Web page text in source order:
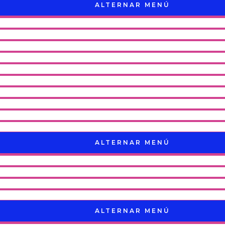
ALTERNAR MENÚ
ALTERNAR MENÚ
ALTERNAR MENÚ